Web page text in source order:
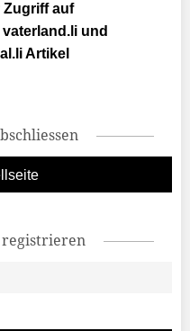
Zugriff auf
und
Artikel